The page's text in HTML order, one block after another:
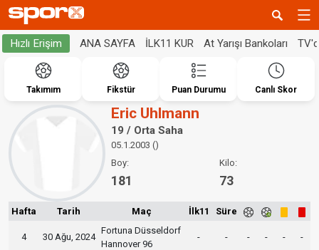
Hızlı Erişim ANA SAYFA İLK11 KUR At Yarışı Bankoları
Takımım Fikstür Puan Durumu Canlı Skor
Eric Uhlmann
19 / Orta Saha
05.1.2003 ()
Boy:
181
Kilo:
73
Hafta Tarih Maç İlk11 Süre
4 30 Ağu, 2024
Fortuna Düsseldorf
Hannover 96
- - - - - -